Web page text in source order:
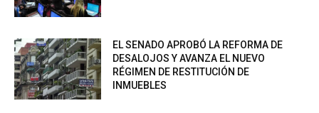
EL SENADO APROBÓ LA REFORMA DE
DESALOJOS Y AVANZA EL NUEVO
RÉGIMEN DE RESTITUCIÓN DE
INMUEBLES